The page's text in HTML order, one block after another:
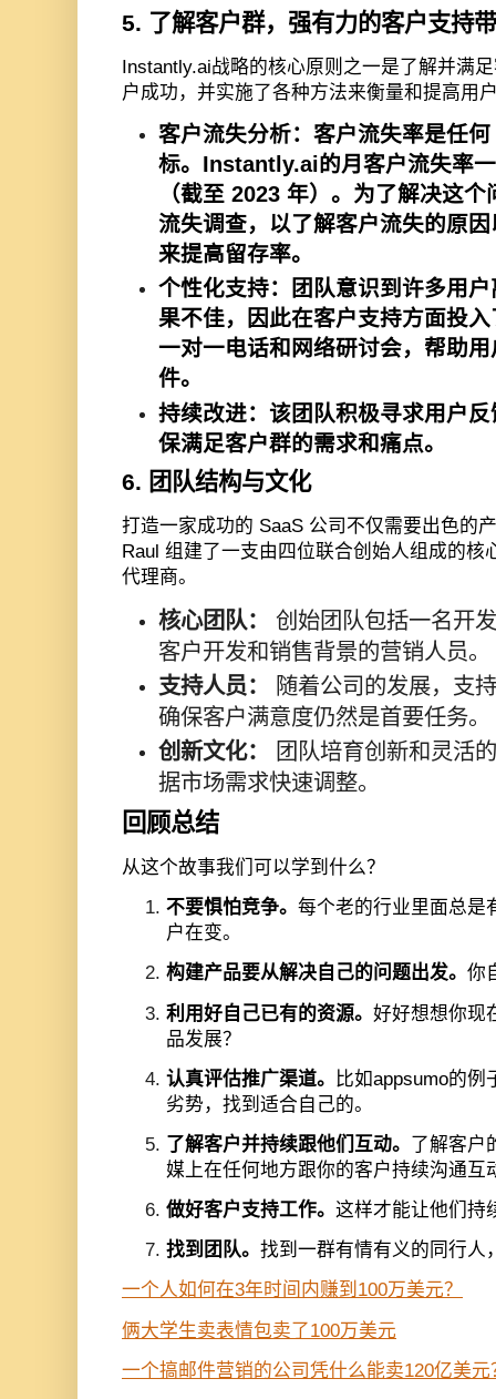
5. 了解客户群，强有力的客户支持
Instantly.ai战略的核心原则之一是了解并满
户成功，并实施了各种方法来衡量和提高用
客户流失分析： 客户流失率是任何
标。 Instantly.ai的月客户流失率
（截至 2023 年）。为了解决这个
流失调查，以了解客户流失的原
来提高留存率。
个性化支持：
团队意识到许多用
果不佳，因此在客户支持方面投
一对一电话和网络研讨会，帮助
件。
持续改进： 该团队积极寻求用户
保满足客户群的需求和痛点。
6. 团队结构与文化
打造一家成功的 SaaS 公司不仅需要出色的
Raul 组建了一支由四位联合创始人组成的核
代理商。
核心团队：
创始团队包括一名开
客户开发和销售背景的营销人员。
支持人员：
随着公司的发展，支
确保客户满意度仍然是首要任务。
创新文化：
团队培育创新和灵活
据市场需求快速调整。
回顾总结
从这个故事我们可以学到什么？
不要惧怕竞争。 每个老的行业里面总是
户在变。
构建产品要从解决自己的问题出发。 你
利用好自己已有的资源。 好好想想你现
品发展？
认真评估推广渠道。
比如appsumo的
劣势，找到适合自己的。
了解客户并持续跟他们互动。 了解客户
媒上在任何地方跟你的客户持续沟通互
做好客户支持工作。 这样才能让他们持
找到团队。 找到一群有情有义的同行人
一个人如何在3年时间内赚到100万美元？
俩大学生卖表情包卖了100万美元
一个搞邮件营销的公司凭什么能卖120亿美元